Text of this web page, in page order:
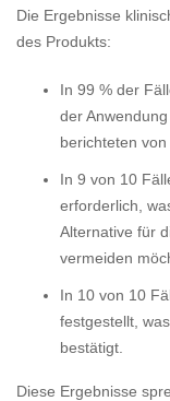
Die Ergebnisse
des Produkts:
In 99 % der
der
berichteten
In 9 von 10
erforderlich,
Alternative für
vermeiden
In 10 von 10
festgestellt,
bestätigt.
Diese Ergebnisse